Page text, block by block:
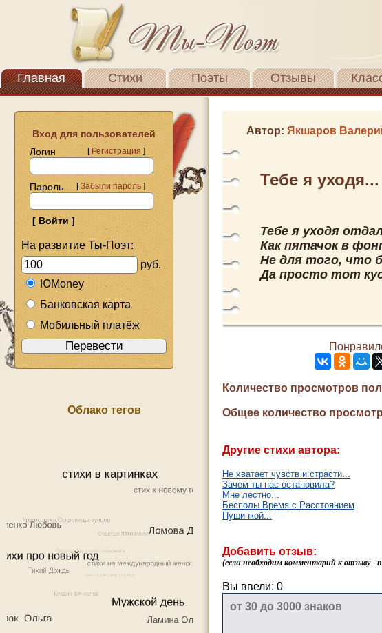
Главная Стихи Поэты Отзывы
Вход для пользователей
Логин
[Регистрация]
Пароль [Забыли пароль]
На развитие Ты-Поэт:
руб.
ЮMoney
Банковская карта
Мобильный платёж
Облако тегов
Автор: Якшаров
Тебе я уходя...
Тебе я уходя
Как пятачок в
Не для того, что
Да просто тот
Количество просмотров
Общее количество
Другие стихи автора:
Не хватает чувств и страсти...
Зачем ты нас остановила?
Мне лестно...
Бесполы Время с Расстоянием
Пушинкой...
Добавить отзыв:
(если необходим комментарий к отзыву -
Вы ввели: 0